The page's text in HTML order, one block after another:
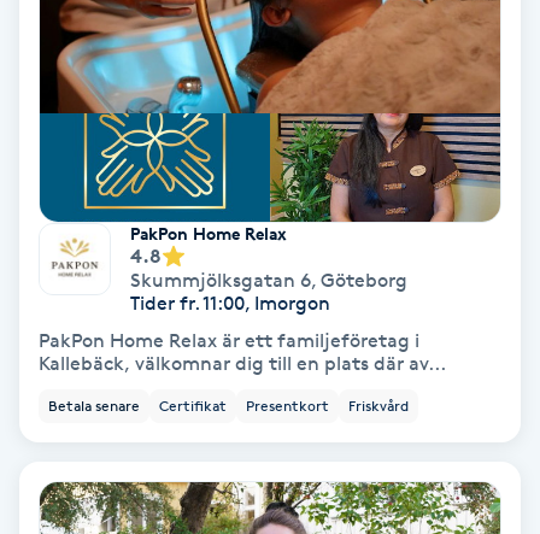
Celluliter
Coachning
Color correction
Cryoterapi
Damklippning
Dermapen
PakPon Home Relax
4.8
Skummjölksgatan 6, Göteborg
Tider fr. 11:00, Imorgon
PakPon Home Relax är ett familjeföretag i
Kallebäck, välkomnar dig till en plats där av...
Betala senare Certifikat Presentkort Friskvård